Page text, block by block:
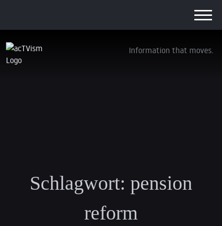
Information that moves.
Schlagwort: pension
reform